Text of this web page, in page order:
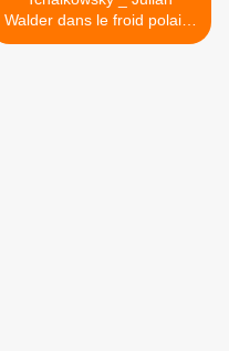
Walder dans le froid polaire
... Autriche >